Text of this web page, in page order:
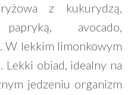
z kukurydzą,
avocado,
W lekkim limonkowym
Lekki obiad, idealny na
jedzeniu organizm